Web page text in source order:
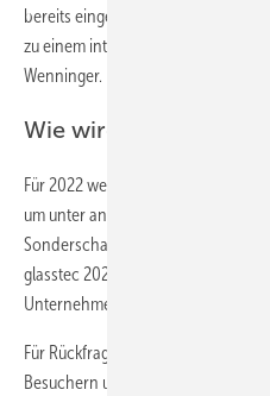
bereits eingesetzt und wird die
zu einem internationalen
Wenninger.
Wie wird die glasstec
Für 2022 werde zudem an einem
um unter anderem die digitale
Sonderschauen wie der glass
glasstec 2022 startet mit dem
Unternehmen im Juni dieses Jahres.
Für Rückfragen steht das Team der
Besuchern und Medien zur